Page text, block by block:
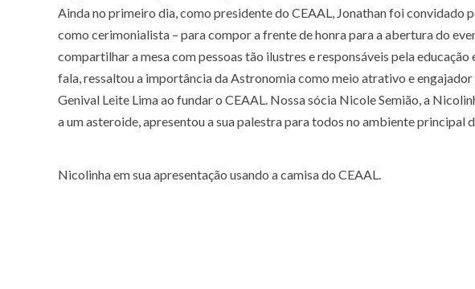
Ainda no primeiro dia, como presidente do CEAAL, Jonathan foi convidado
como cerimonialista – para compor a frente de honra para a abertura do
compartilhar a mesa com pessoas tão ilustres e responsáveis pela
fala, ressaltou a importância da Astronomia como meio atrativo e
Genival Leite Lima ao fundar o CEAAL. Nossa sócia Nicole Semião, a
a um asteroide, apresentou a sua palestra para todos no ambiente principal
Nicolinha em sua apresentação usando a camisa do CEAAL.